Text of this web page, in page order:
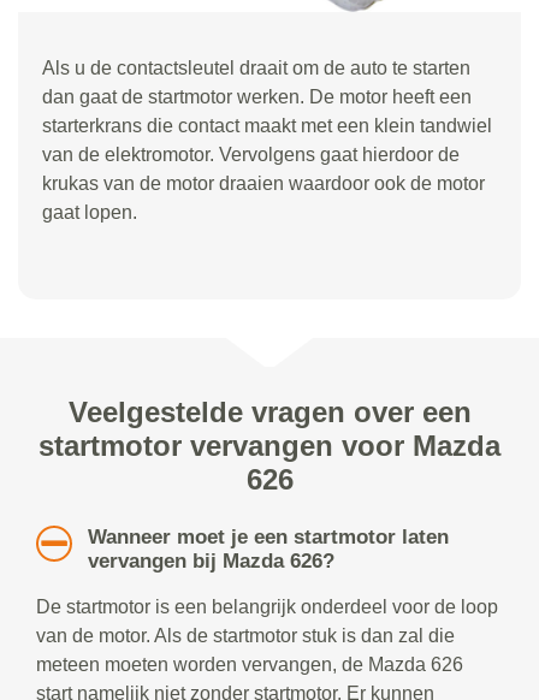
Als u de contactsleutel draait om de auto te starten
dan gaat de startmotor werken. De motor heeft een
starterkrans die contact maakt met een klein tandwiel
van de elektromotor. Vervolgens gaat hierdoor de
krukas van de motor draaien waardoor ook de motor
gaat lopen.
Veelgestelde vragen over een
startmotor vervangen voor Mazda
626
Wanneer moet je een startmotor laten
vervangen bij Mazda 626?
De startmotor is een belangrijk onderdeel voor de loop
van de motor. Als de startmotor stuk is dan zal die
meteen moeten worden vervangen, de Mazda 626
start namelijk niet zonder startmotor. Er kunnen